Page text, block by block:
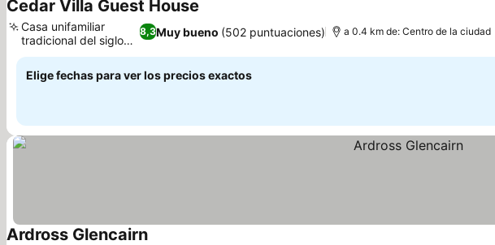
Cedar Villa Guest House
8,3Muy bueno (502 puntuaciones)
Casa unifamiliar
tradicional del siglo
XIX
a 0.4 km de: Centro de la ciudad
Elige fechas para ver los precios exactos
Ardross Glencairn